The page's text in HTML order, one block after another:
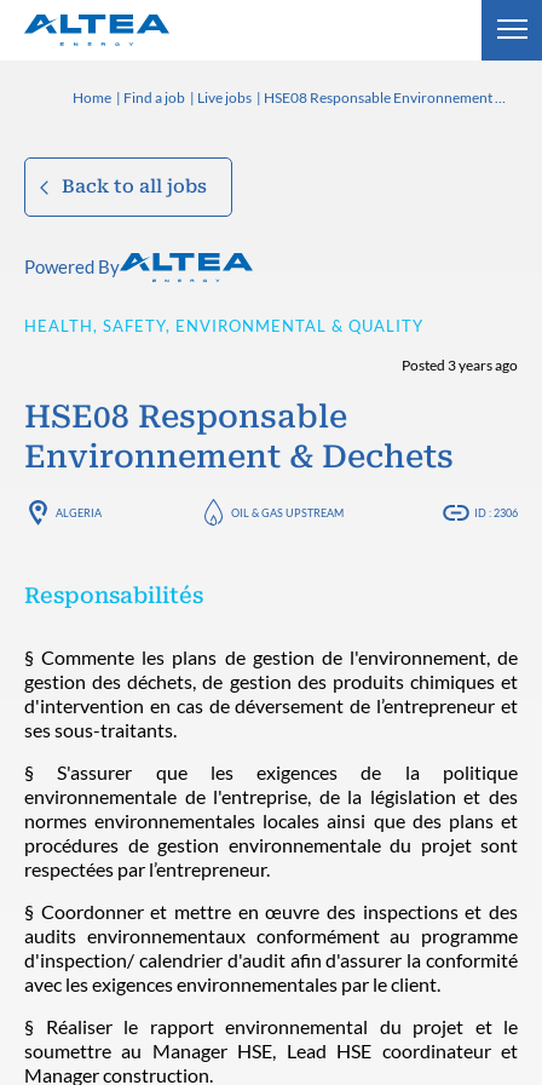
Home Find a job Live jobs HSE08 Responsable Environnement & Dechets
Back to all jobs
Powered By
HEALTH, SAFETY, ENVIRONMENTAL & QUALITY
Posted 3 years ago
HSE08 Responsable
Environnement & Dechets
ALGERIA OIL & GAS UPSTREAM ID : 2306
Responsabilités
§ Commente les plans de gestion de l'environnement, de
gestion des déchets, de gestion des produits chimiques et
d'intervention en cas de déversement de l’entrepreneur et
ses sous-traitants.
§ S'assurer que les exigences de la politique
environnementale de l'entreprise, de la législation et des
normes environnementales locales ainsi que des plans et
procédures de gestion environnementale du projet sont
respectées par l’entrepreneur.
§ Coordonner et mettre en œuvre des inspections et des
audits environnementaux conformément au programme
d'inspection/ calendrier d'audit afin d'assurer la conformité
avec les exigences environnementales par le client.
§ Réaliser le rapport environnemental du projet et le
soumettre au Manager HSE, Lead HSE coordinateur et
Manager construction.